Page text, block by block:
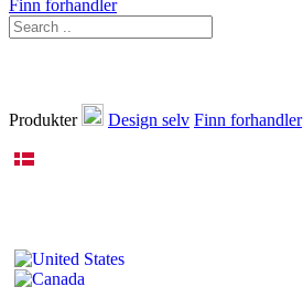
Finn forhandler
Produkter Design selv Finn forhandler